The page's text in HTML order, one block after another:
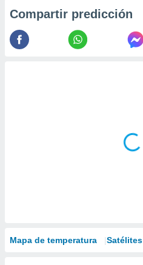
Compartir predicción
Mapa de temperatura Satélites